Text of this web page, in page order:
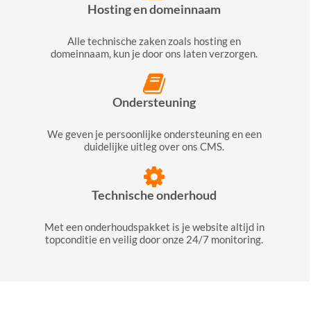
Hosting en domeinnaam
Alle technische zaken zoals hosting en
domeinnaam, kun je door ons laten verzorgen.
Ondersteuning
We geven je persoonlijke ondersteuning en een
duidelijke uitleg over ons CMS.
Technische onderhoud
Met een onderhoudspakket is je website altijd in
topconditie en veilig door onze 24/7 monitoring.